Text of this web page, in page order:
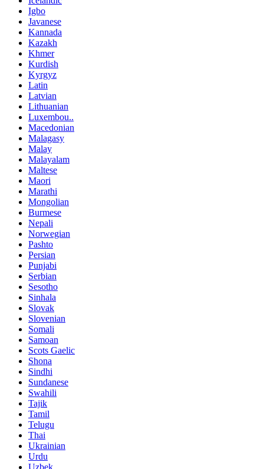
Igbo
Javanese
Kannada
Kazakh
Khmer
Kurdish
Kyrgyz
Latin
Latvian
Lithuanian
Luxembou..
Macedonian
Malagasy
Malay
Malayalam
Maltese
Maori
Marathi
Mongolian
Burmese
Nepali
Norwegian
Pashto
Persian
Punjabi
Serbian
Sesotho
Sinhala
Slovak
Slovenian
Somali
Samoan
Scots Gaelic
Shona
Sindhi
Sundanese
Swahili
Tajik
Tamil
Telugu
Thai
Ukrainian
Urdu
Uzbek